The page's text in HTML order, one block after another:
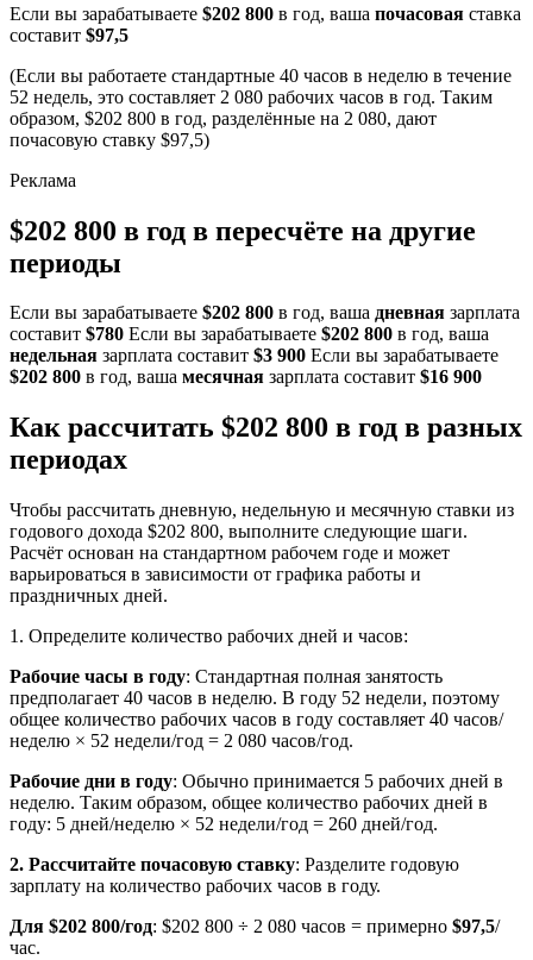
Если вы зарабатываете $202 800 в год, ваша почасовая ставка
составит $97,5
(Если вы работаете стандартные 40 часов в неделю в течение
52 недель, это составляет 2 080 рабочих часов в год. Таким
образом, $202 800 в год, разделённые на 2 080, дают
почасовую ставку $97,5)
$202 800 в год в пересчёте на другие
периоды
Если вы зарабатываете $202 800 в год, ваша дневная зарплата
составит $780 Если вы зарабатываете $202 800 в год, ваша
недельная зарплата составит $3 900 Если вы зарабатываете
$202 800 в год, ваша месячная зарплата составит $16 900
Как рассчитать $202 800 в год в разных
периодах
Чтобы рассчитать дневную, недельную и месячную ставки из
годового дохода $202 800, выполните следующие шаги.
Расчёт основан на стандартном рабочем годе и может
варьироваться в зависимости от графика работы и
праздничных дней.
1. Определите количество рабочих дней и часов:
Рабочие часы в году: Стандартная полная занятость
предполагает 40 часов в неделю. В году 52 недели, поэтому
общее количество рабочих часов в году составляет 40 часов/
неделю × 52 недели/год = 2 080 часов/год.
Рабочие дни в году: Обычно принимается 5 рабочих дней в
неделю. Таким образом, общее количество рабочих дней в
году: 5 дней/неделю × 52 недели/год = 260 дней/год.
2. Рассчитайте почасовую ставку: Разделите годовую
зарплату на количество рабочих часов в году.
Для $202 800/год: $202 800 ÷ 2 080 часов = примерно $97,5/
час.